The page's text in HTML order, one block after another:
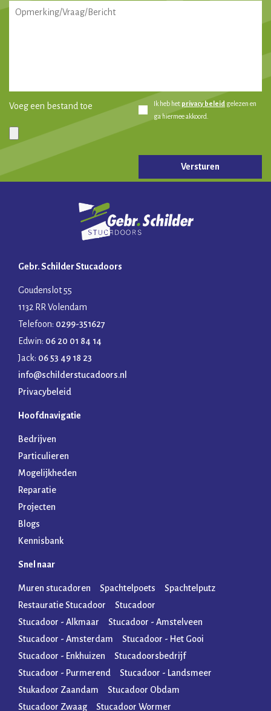
Voeg een bestand toe Ik heb het privacy beleid gelezen en
ga hiermee akkoord.
Gelieve dit veld leeg te laten.
Gebr. Schilder Stucadoors
Goudenslot 55
1132 RR Volendam
Telefoon: 0299-351627
Edwin: 06 20 01 84 14
Jack: 06 53 49 18 23
info@schilderstucadoors.nl
Privacybeleid
Hoofdnavigatie
Bedrijven
Particulieren
Mogelijkheden
Reparatie
Projecten
Blogs
Kennisbank
Snel naar
Muren stucadoren Spachtelpoets
Spachtelputz
Restauratie Stucadoor
Stucadoor
Stucadoor - Alkmaar
Stucadoor - Amstelveen
Stucadoor - Amsterdam
Stucadoor - Het Gooi
Stucadoor - Enkhuizen
Stucadoorsbedrijf
Stucadoor - Purmerend
Stucadoor - Landsmeer
Stukadoor Zaandam
Stucadoor Obdam
Stucadoor Zwaag
Stucadoor Wormer